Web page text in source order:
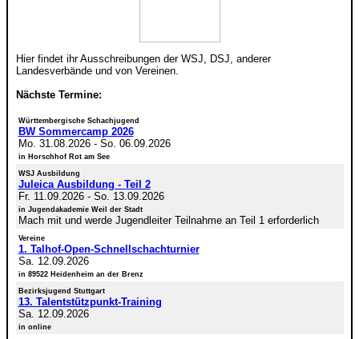
Hier findet ihr Ausschreibungen der WSJ, DSJ, anderer
Landesverbände und von Vereinen.
Nächste Termine:
Württembergische Schachjugend
BW Sommercamp 2026
Mo. 31.08.2026- So. 06.09.2026
in Horschhof Rot am See
WSJ Ausbildung
Juleica Ausbildung - Teil 2
Fr. 11.09.2026- So. 13.09.2026
in Jugendakademie Weil der Stadt
Mach mit und werde Jugendleiter Teilnahme an Teil 1 erforderlich
Vereine
1. Talhof-Open-Schnellschachturnier
Sa. 12.09.2026
in 89522 Heidenheim an der Brenz
Bezirksjugend Stuttgart
13. Talentstützpunkt-Training
Sa. 12.09.2026
in online